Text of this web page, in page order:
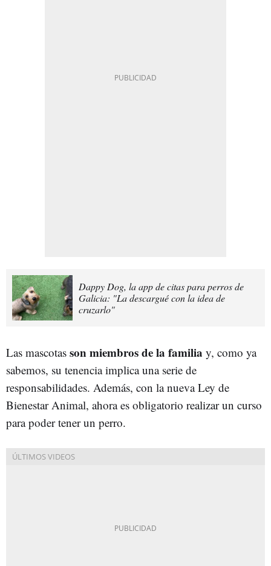
Dappy Dog, la app de citas para perros de
Galicia: "La descargué con la idea de
cruzarlo"
Las mascotas son miembros de la familia y, como ya
sabemos, su tenencia implica una serie de
responsabilidades. Además, con la nueva Ley de
Bienestar Animal, ahora es obligatorio realizar un curso
para poder tener un perro.